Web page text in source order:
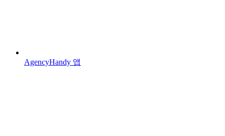
AgencyHandy 앱